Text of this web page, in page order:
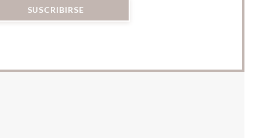
SUSCRIBIRSE